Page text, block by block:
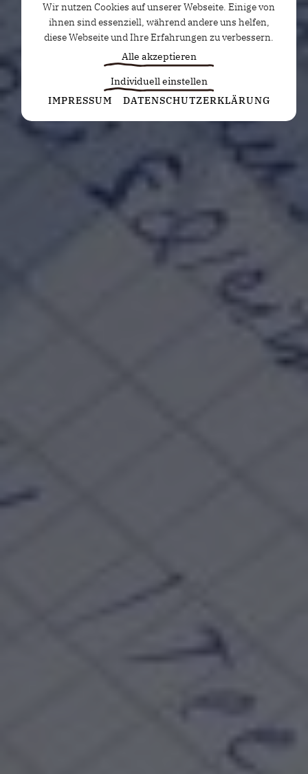
Wir nutzen Cookies auf unserer Webseite. Einige von
ihnen sind essenziell, während andere uns helfen,
diese Webseite und Ihre Erfahrungen zu verbessern.
Alle akzeptieren
Individuell einstellen
Statistiken
Diese Cookies erfassen anonyme Statistiken. Diese
Informationen helfen uns zu verstehen, wie wir
unsere Website noch weiter optimieren können.
Marketing Cookies werden von Drittanbietern oder
Werbung anzuzeigen. Sie tun dies, indem sie
IMPRESSUM DATENSCHUTZERKLÄRUNG